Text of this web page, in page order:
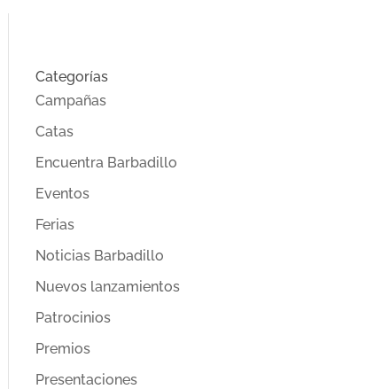
Categorías
Campañas
Catas
Encuentra Barbadillo
Eventos
Ferias
Noticias Barbadillo
Nuevos lanzamientos
Patrocinios
Premios
Presentaciones